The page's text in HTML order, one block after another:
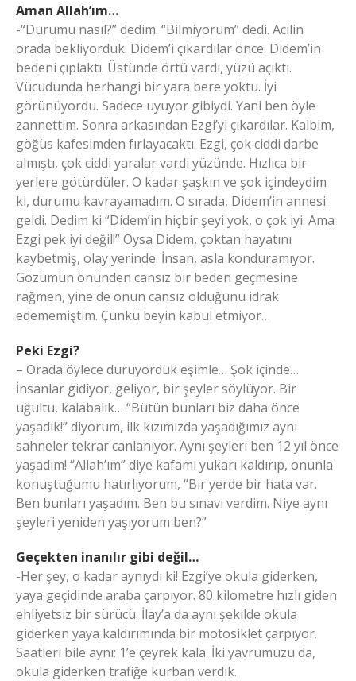
Aman Allah’ım…
-“Durumu nasıl?” dedim. “Bilmiyorum” dedi. Acilin
orada bekliyorduk. Didem’i çıkardılar önce. Didem’in
bedeni çıplaktı. Üstünde örtü vardı, yüzü açıktı.
Vücudunda herhangi bir yara bere yoktu. İyi
görünüyordu. Sadece uyuyor gibiydi. Yani ben öyle
zannettim. Sonra arkasından Ezgi’yi çıkardılar. Kalbim,
göğüs kafesimden fırlayacaktı. Ezgi, çok ciddi darbe
almıştı, çok ciddi yaralar vardı yüzünde. Hızlıca bir
yerlere götürdüler. O kadar şaşkın ve şok içindeydim
ki, durumu kavrayamadım. O sırada, Didem’in annesi
geldi. Dedim ki “Didem’in hiçbir şeyi yok, o çok iyi. Ama
Ezgi pek iyi değil!” Oysa Didem, çoktan hayatını
kaybetmiş, olay yerinde. İnsan, asla konduramıyor.
Gözümün önünden cansız bir beden geçmesine
rağmen, yine de onun cansız olduğunu idrak
edememiştim. Çünkü beyin kabul etmiyor…
Peki Ezgi?
– Orada öylece duruyorduk eşimle… Şok içinde…
İnsanlar gidiyor, geliyor, bir şeyler söylüyor. Bir
uğultu, kalabalık… “Bütün bunları biz daha önce
yaşadık!” diyorum, ilk kızımızda yaşadığımız aynı
sahneler tekrar canlanıyor. Aynı şeyleri ben 12 yıl önce
yaşadım! “Allah’ım” diye kafamı yukarı kaldırıp, onunla
konuştuğumu hatırlıyorum, “Bir yerde bir hata var.
Ben bunları yaşadım. Ben bu sınavı verdim. Niye aynı
şeyleri yeniden yaşıyorum ben?”
Geçekten inanılır gibi değil…
-Her şey, o kadar aynıydı ki! Ezgi’ye okula giderken,
yaya geçidinde araba çarpıyor. 80 kilometre hızlı giden
ehliyetsiz bir sürücü. İlay’a da aynı şekilde okula
giderken yaya kaldırımında bir motosiklet çarpıyor.
Saatleri bile aynı: 1’e çeyrek kala. İki yavrumuzu da,
okula giderken trafiğe kurban verdik.